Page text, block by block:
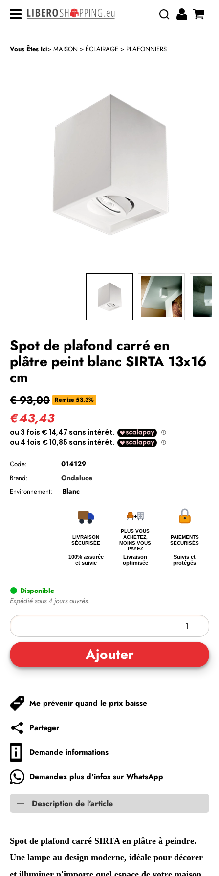
Vous Êtes Ici MAISON ÉCLAIRAGE PLAFONNIERS
Spot de plafond carré en
plâtre peint blanc SIRTA 13x16
cm
€ 93,00 Remise 53.3%
€43,43
Code: 014129
Brand: Ondaluce
Environnement: Blanc
LIVRAISON
SÉCURISÉE
100% assurée
et suivie
PLUS VOUS
ACHETEZ,
MOINS VOUS
PAYEZ
Livraison
optimisée
PAIEMENTS
SÉCURISÉS
Suivis et
protégés
Disponible
Expédié sous 4 jours ouvrés.
Me prévenir quand le prix baisse
Partager
Demande informations
Demandez plus d'infos sur WhatsApp
Description de l'article
Spot de plafond carré SIRTA en plâtre à peindre.
Une lampe au design moderne, idéale pour décorer
et illuminer n'importe quel espace de votre maison